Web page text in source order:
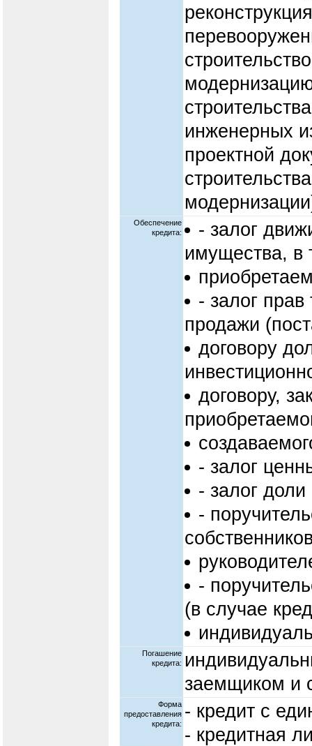
инженерных
проектной
Обеспечение
кредита:
- залог
имущества, в
- залог
продажи
договору
договору,
- залог
- залог
-
-
(в случае
Погашение
кредита:
заемщиком и
Форма
предоставления
кредита:
- кредит с
- кредитная